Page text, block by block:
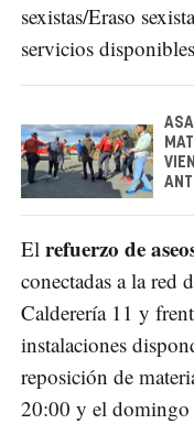
sexistas/Eraso
servicios
El refuerzo de
conectadas a la red
Calderería 11 y
instalaciones
reposición de
20:00 y el domingo